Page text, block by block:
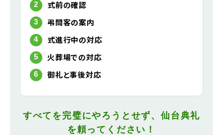
式前の確認
弔問客の案内
式進行中の対応
火葬場での対応
御礼と事後対応
すべてを完璧にやろうとせず、仙台典礼
を頼ってください！